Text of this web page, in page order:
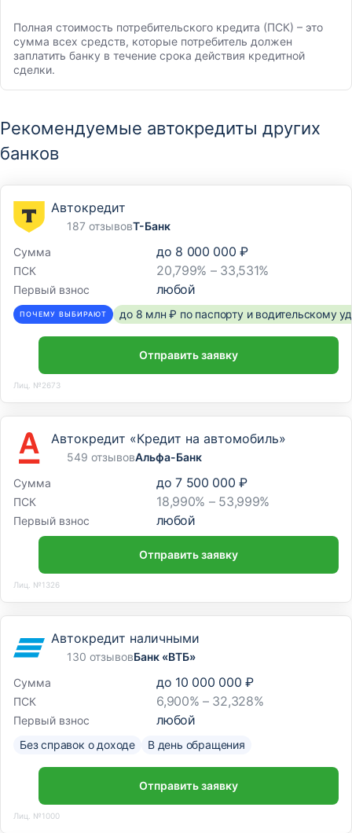
Полная стоимость потребительского кредита (ПСК) – это
сумма всех средств, которые потребитель должен
заплатить банку в течение срока действия кредитной
сделки.
Рекомендуемые автокредиты других
банков
Автокредит
187 отзывовТ-Банк
Сумма
до 8 000 000 ₽
ПСК 20,799% – 33,531%
Первый взнос любой
ПОЧЕМУ ВЫБИРАЮТ до 8 млн ₽ по паспорту и водительскому
Отправить заявку
Лиц. №2673
Автокредит «Кредит на автомобиль»
549 отзывовАльфа-Банк
Сумма
до 7 500 000 ₽
ПСК 18,990% – 53,999%
Первый взнос любой
Отправить заявку
Лиц. №1326
Автокредит наличными
130 отзывовБанк «ВТБ»
Сумма
до 10 000 000 ₽
ПСК 6,900% – 32,328%
Первый взнос любой
Без справок о доходе В день обращения
Отправить заявку
Лиц. №1000